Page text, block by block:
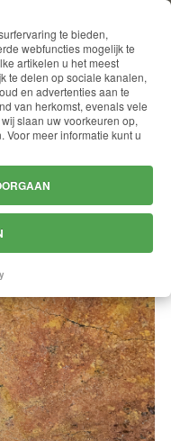
te bieden,
webfuncties mogelijk te
artikelen u het meest
te delen op sociale kanalen,
en advertenties aan te
van herkomst, evenals vele
slaan uw voorkeuren op,
Voor meer informatie kunt u